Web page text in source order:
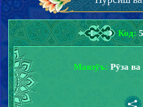
Код:
Мавзӯъ: Рӯза